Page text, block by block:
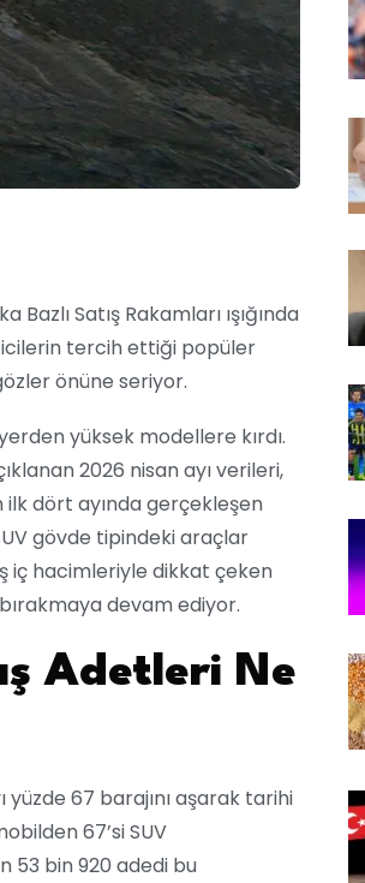
Satış Rakamları ışığında
tercih ettiği popüler
önüne seriyor.
yüksek modellere kırdı.
2026 nisan ayı verileri,
ilk dört ayında gerçekleşen
gövde tipindeki araçlar
iç hacimleriyle dikkat çeken
devam ediyor.
Adetleri Ne
yüzde 67 barajını aşarak tarihi
67’si SUV
53 bin 920 adedi bu